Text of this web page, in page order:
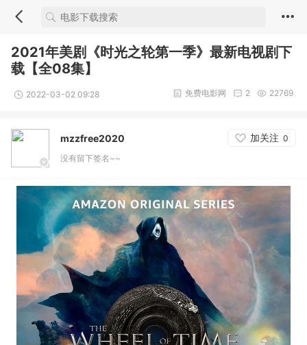
2021年美剧《时光之轮第一季》最新电视剧下
载【全08集】
2022-03-02 09:28 22769
2
免费电影网
mzzfree2020 加关注 0
没有留下签名~~